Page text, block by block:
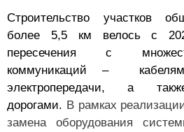
Строительство участков
более 5,5 км велось с
пересечения с
коммуникаций –
электропередачи, а
дорогами. В рамках
замена оборудования